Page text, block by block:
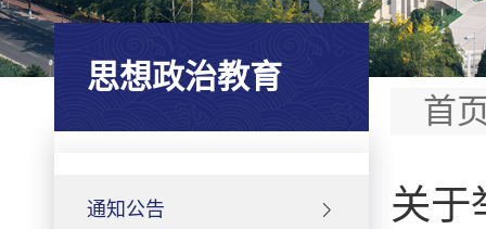
思想政治教育
通知公告
首
关于